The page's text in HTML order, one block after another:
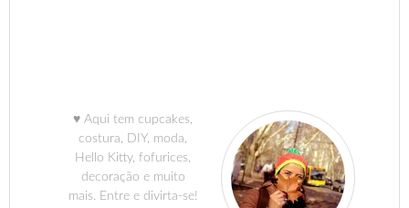
♥ Aqui tem cupcakes,
costura, DIY, moda,
Hello Kitty, fofurices,
decoração e muito
mais. Entre e divirta-se!